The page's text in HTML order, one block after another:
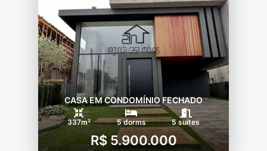
CASA EM CONDOMÍNIO FECHADO
337m² 5 dorms 5 suítes
R$ 5.900.000